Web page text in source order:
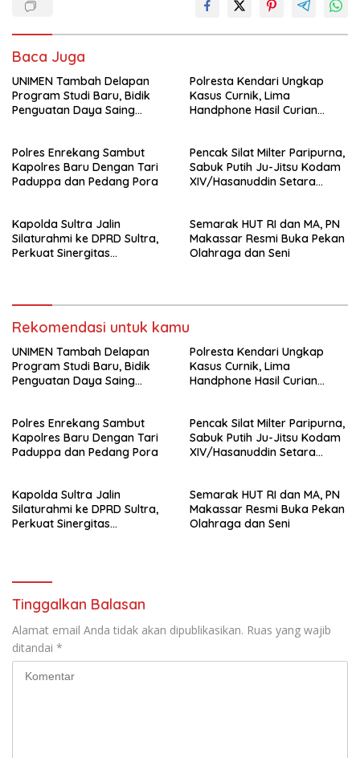
Baca Juga
UNIMEN Tambah Delapan
Program Studi Baru, Bidik
Penguatan Daya Saing
Polresta Kendari Ungkap
Kasus Curnik, Lima
Handphone Hasil Curian
Polres Enrekang Sambut
Kapolres Baru Dengan Tari
Paduppa dan Pedang Pora
Pencak Silat Milter Paripurna,
Sabuk Putih Ju-Jitsu Kodam
XIV/Hasanuddin Setara
Kapolda Sultra Jalin
Silaturahmi ke DPRD Sultra,
Perkuat Sinergitas
Semarak HUT RI dan MA, PN
Makassar Resmi Buka Pekan
Olahraga dan Seni
Rekomendasi untuk kamu
UNIMEN Tambah Delapan
Program Studi Baru, Bidik
Penguatan Daya Saing
Polresta Kendari Ungkap
Kasus Curnik, Lima
Handphone Hasil Curian
Polres Enrekang Sambut
Kapolres Baru Dengan Tari
Paduppa dan Pedang Pora
Pencak Silat Milter Paripurna,
Sabuk Putih Ju-Jitsu Kodam
XIV/Hasanuddin Setara
Kapolda Sultra Jalin
Silaturahmi ke DPRD Sultra,
Perkuat Sinergitas
Semarak HUT RI dan MA, PN
Makassar Resmi Buka Pekan
Olahraga dan Seni
Tinggalkan Balasan
Alamat email Anda tidak akan dipublikasikan. Ruas yang wajib
ditandai *